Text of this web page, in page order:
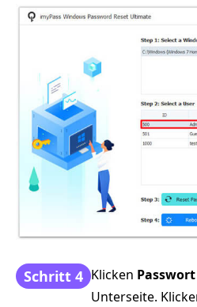
Schritt 4 Klicken
Unterseite.